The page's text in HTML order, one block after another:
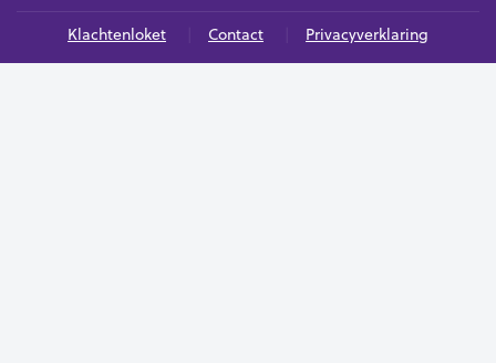
Klachtenloket Contact Privacyverklaring